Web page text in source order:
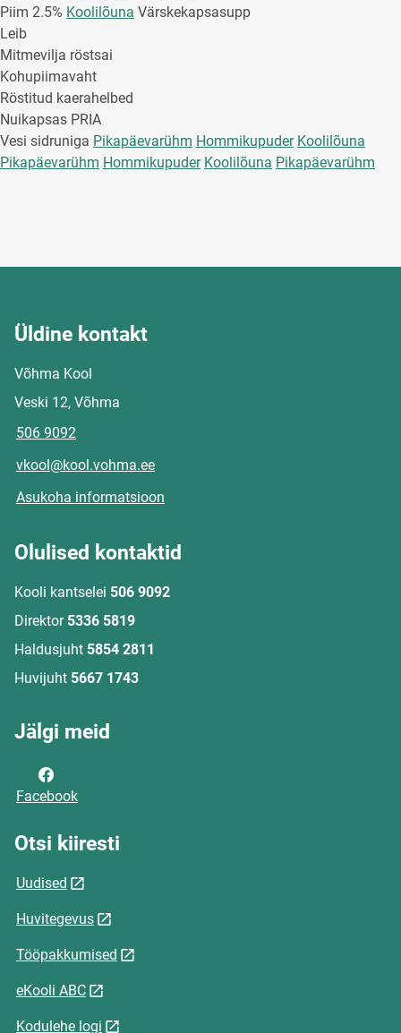
Piim 2.5% Koolilõuna Värskekapsasupp
Leib
Mitmevilja röstsai
Kohupiimavaht
Röstitud kaerahelbed
Nuikapsas PRIA
Vesi sidruniga Pikapäevarühm Hommikupuder Koolilõuna
Pikapäevarühm Hommikupuder Koolilõuna Pikapäevarühm
Üldine kontakt
Võhma Kool
Veski 12, Võhma
506 9092
vkool@kool.vohma.ee
Asukoha informatsioon
Olulised kontaktid
Kooli kantselei 506 9092
Direktor 5336 5819
Haldusjuht 5854 2811
Huvijuht 5667 1743
Jälgi meid
Facebook
Otsi kiiresti
Uudised
Huvitegevus
Tööpakkumised
eKooli ABC
Kodulehe logi